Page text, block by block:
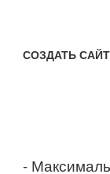
СОЗДАТЬ
-